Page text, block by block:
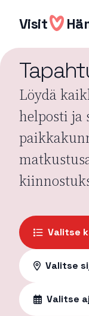
sisältöön
Visit
Löydä
helposti ja
Valitse
Valitse
Valitse